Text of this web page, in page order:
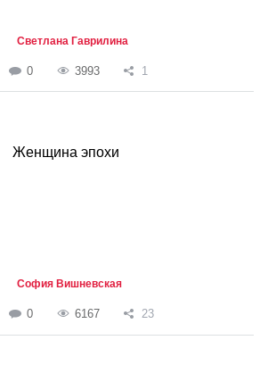
Светлана Гаврилина
0 3993 1
Женщина эпохи
София Вишневская
0 6167 23